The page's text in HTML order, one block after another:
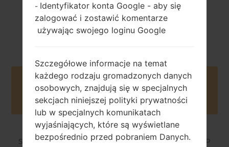
Unknown
Maj, 2016
Buy accessories on Amazon
Strona startowa → Seria →LG Escape 3 →LGK373P
- Identyfikator konta Google - aby się
zalogować i zostawić komentarze
używając swojego loginu Google
Szczegółowe informacje na temat
każdego rodzaju gromadzonych danych
osobowych, znajdują się w specjalnych
sekcjach niniejszej polityki prywatności
lub w specjalnych komunikatach
wyjaśniających, które są wyświetlane
bezpośrednio przed pobraniem Danych.